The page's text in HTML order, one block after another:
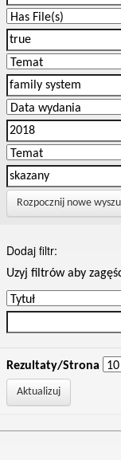
Rozpocznij nowe
Dodaj filtr:
Uzyj filtrów aby
Rezultaty/Strona